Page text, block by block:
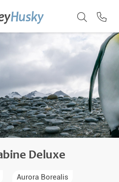
Deluxe
Aurora Borealis